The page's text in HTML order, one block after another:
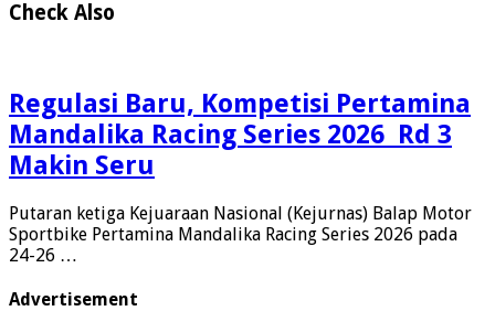
Check Also
Regulasi Baru, Kompetisi Pertamina
Mandalika Racing Series 2026 Rd 3
Makin Seru
Putaran ketiga Kejuaraan Nasional (Kejurnas) Balap Motor
Sportbike Pertamina Mandalika Racing Series 2026 pada
24-26 …
Advertisement